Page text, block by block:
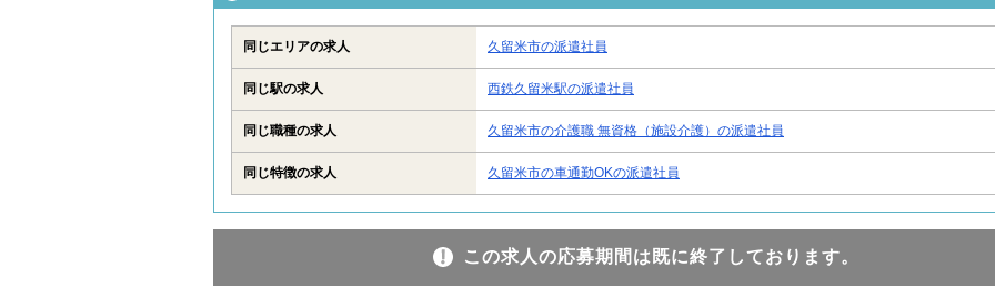
同じエリアの求人 久留米市の派遣社員
同じ駅の求人 西鉄久留米駅の派遣社員
同じ職種の求人 久留米市の介護職 無資格（施設介護）の派遣社員
同じ特徴の求人 久留米市の車通勤OKの派遣社員
この求人の応募期間は既に終了しております。